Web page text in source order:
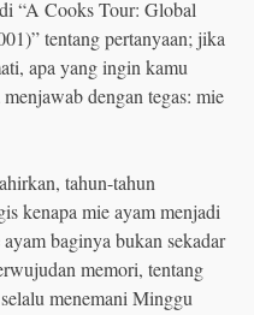
“A Cooks Tour: Global
tentang pertanyaan; jika
apa yang ingin kamu
dengan tegas: mie
tahun-tahun
kenapa mie ayam menjadi
baginya bukan sekadar
memori, tentang
menemani Minggu